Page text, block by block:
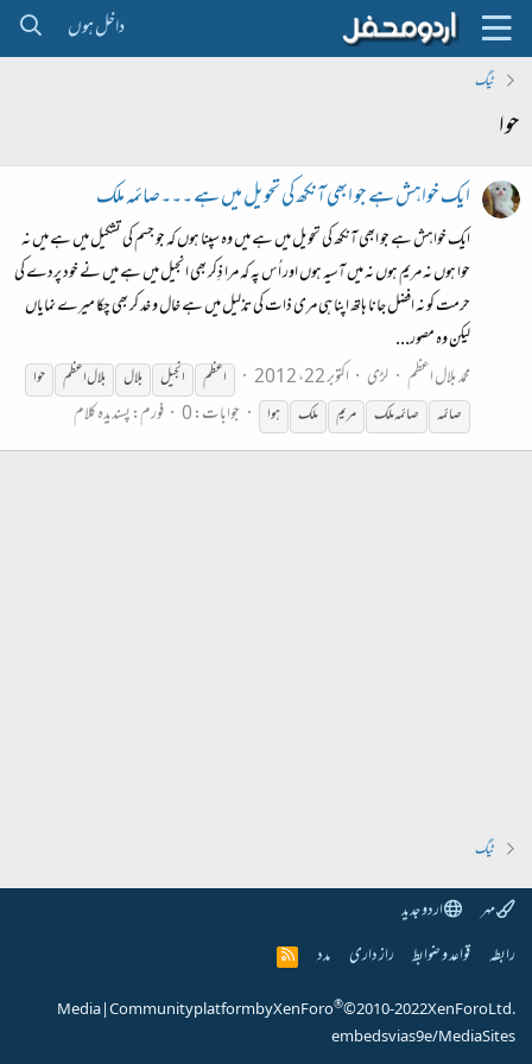
داخل ہوں
ٹیگ
حوا
ایک خواہش ہے جو ابھی آنکھ کی تحویل میں ہے ۔۔۔صائمہ ملک
ایک خواہش ہے جو ابھی آنکھ کی تحویل میں ہے میں وہ سپنا ہوں کہ جو جسم کی تشکیل میں ہے میں نہ
حوا ہوں نہ مریم ہوں نہ میں آسیہ ہوں اور اُس پہ کہ مرا ذِکر بھی انجیل میں ہے میں نے خود پردے کی
حرمت کو نہ افضل جانا ہاتھ اپنا ہی مری ذات کی تذلیل میں ہے خال و خد کر بھی چکا میرے نمایاں
لیکن وہ مصور...
محمد بلال اعظم لڑی اکتوبر 22، 2012 اعظم انجیل بلال بلال اعظم
حوا
صائمہ
صائمہ ملک مریم ملک ہوا جوابات: 0 فورم:پسندیدہ کلام
ٹیگ
مہر
اردو جدید
رابطہ قواعد و ضوابط راز داری مدد
R
S
Community platform by XenForo®© 2010-2022 XenForo Ltd.
|
Media
embeds via s9e/MediaSites